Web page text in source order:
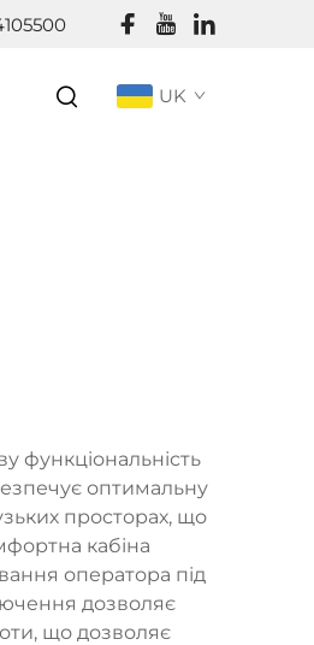
UK
функціональність
оптимальну
просторах, що
кабіна
оператора під
дозволяє
що дозволяє